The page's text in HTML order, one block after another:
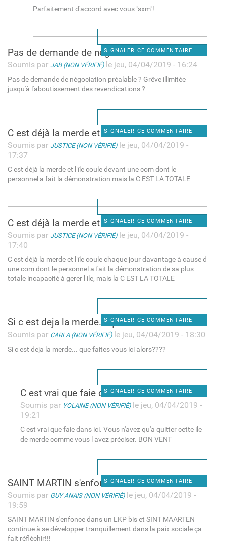
Parfaitement d'accord avec vous "sxm"!
SIGNALER CE COMMENTAIRE
Pas de demande de négociation
Soumis par JAB (NON VÉRIFIÉ)le jeu, 04/04/2019 - 16:24
Pas de demande de négociation préalable ? Grêve illimitée
jusqu'à l'aboutissement des revendications ?
SIGNALER CE COMMENTAIRE
C est déjà la merde et l île
Soumis par JUSTICE (NON VÉRIFIÉ)le jeu, 04/04/2019 -
17:37
C est déjà la merde et l île coule devant une com dont le
personnel a fait la démonstration mais la C EST LA TOTALE
SIGNALER CE COMMENTAIRE
C est déjà la merde et l île
Soumis par JUSTICE (NON VÉRIFIÉ)le jeu, 04/04/2019 -
17:40
C est déjà la merde et l île coule chaque jour davantage à cause d
une com dont le personnel a fait la démonstration de sa plus
totale incapacité à gerer l ile, mais la C EST LA TOTALE
SIGNALER CE COMMENTAIRE
Si c est deja la merde... que
Soumis par CARLA (NON VÉRIFIÉ)le jeu, 04/04/2019 - 18:30
Si c est deja la merde... que faites vous ici alors????
SIGNALER CE COMMENTAIRE
C est vrai que faie dans ici.
Soumis par YOLAINE (NON VÉRIFIÉ)le jeu, 04/04/2019 -
19:21
C est vrai que faie dans ici. Vous n'avez qu'a quitter cette ile
de merde comme vous l avez préciser. BON VENT
SIGNALER CE COMMENTAIRE
SAINT MARTIN s'enfonce dans
Soumis par GUY ANAIS (NON VÉRIFIÉ)le jeu, 04/04/2019 -
19:59
SAINT MARTIN s'enfonce dans un LKP bis et SINT MAARTEN
continue à se développer tranquillement dans la paix sociale ça
fait réfléchir!!!